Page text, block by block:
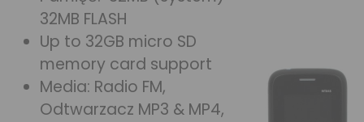
32MB FLASH
Up to 32GB micro SD
memory card support
Media: Radio FM,
Odtwarzacz MP3 & MP4,